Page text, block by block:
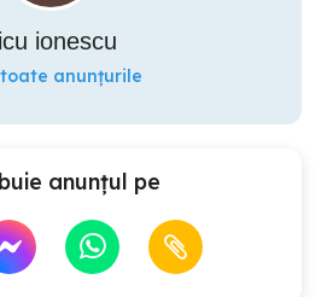
ionescu
anunțurile
anunțul pe